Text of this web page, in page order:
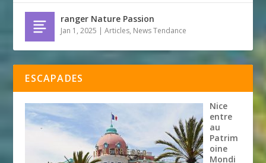
ranger Nature Passion
Jan 1, 2025 |Articles, News Tendance
ESCAPADES
Nice
entre
au
Patrim
oine
Mondi